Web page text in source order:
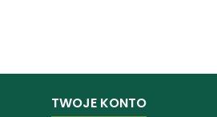
TWOJE KONTO